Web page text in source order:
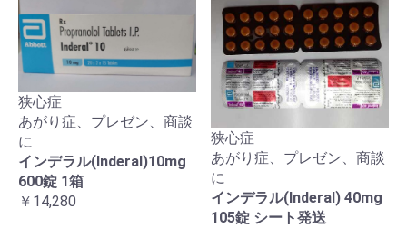
狭心症
あがり症、プレゼン、商談
に
インデラル(Inderal)10mg
600錠 1箱
￥14,280
狭心症
あがり症、プレゼン、商談
に
インデラル(Inderal) 40mg
105錠 シート発送